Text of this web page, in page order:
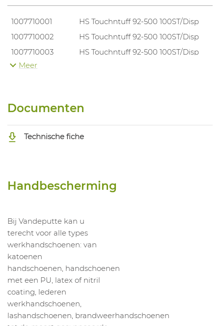
1007710001
HS Touchntuff 92-500 100ST/Disp
1007710002
HS Touchntuff 92-500 100ST/Disp
1007710003
HS Touchntuff 92-500 100ST/Disp
1007710004
Meer
Documenten
Technische fiche
Handbescherming
Bij Vandeputte kan u
terecht voor alle types
werkhandschoenen: van
katoenen
handschoenen, handschoenen
met een PU, latex of nitril
coating, lederen
werkhandschoenen,
lashandschoenen, brandweerhandschoenen